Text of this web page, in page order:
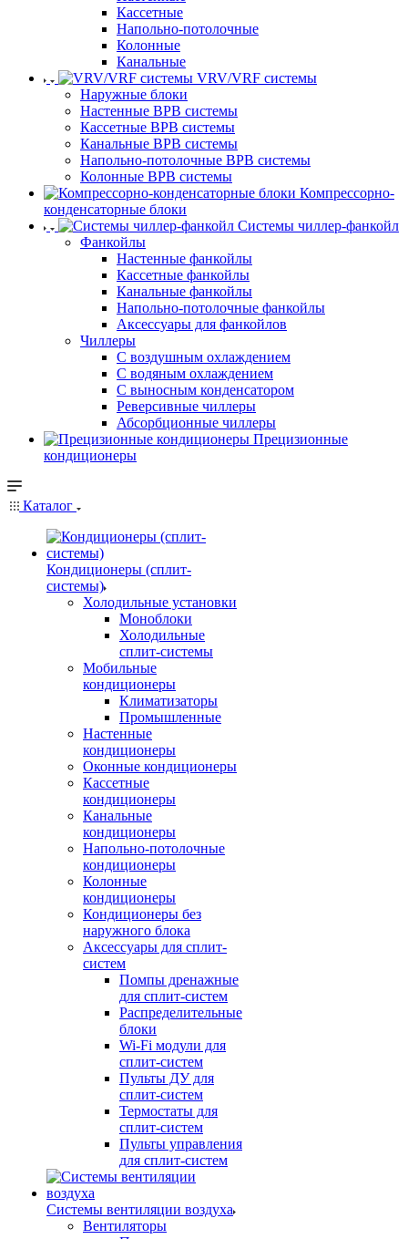
Кассетные
Напольно-потолочные
Колонные
Канальные
VRV/VRF системы
Наружные блоки
Настенные ВРВ системы
Кассетные ВРВ системы
Канальные ВРВ системы
Напольно-потолочные ВРВ системы
Колонные ВРВ системы
Компрессорно-
конденсаторные блоки
Системы чиллер-фанкойл
Фанкойлы
Настенные фанкойлы
Кассетные фанкойлы
Канальные фанкойлы
Напольно-потолочные фанкойлы
Аксессуары для фанкойлов
Чиллеры
С воздушным охлаждением
С водяным охлаждением
С выносным конденсатором
Реверсивные чиллеры
Абсорбционные чиллеры
Прецизионные
кондиционеры
Каталог
Кондиционеры (сплит-
системы)
Холодильные установки
Моноблоки
Холодильные
сплит-системы
Мобильные
кондиционеры
Климатизаторы
Промышленные
Настенные
кондиционеры
Оконные кондиционеры
Кассетные
кондиционеры
Канальные
кондиционеры
Напольно-потолочные
кондиционеры
Колонные
кондиционеры
Кондиционеры без
наружного блока
Аксессуары для сплит-
систем
Помпы дренажные
для сплит-систем
Распределительные
блоки
Wi-Fi модули для
сплит-систем
Пульты ДУ для
сплит-систем
Термостаты для
сплит-систем
Пульты управления
для сплит-систем
Системы вентиляции воздуха
Вентиляторы